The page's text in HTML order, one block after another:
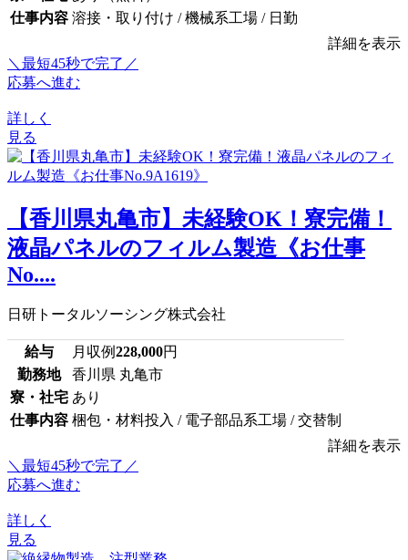
仕事内容 溶接・取り付け / 機械系工場 / 日勤
詳細を表示
＼最短45秒で完了／
応募へ進む
詳しく
見る
【香川県丸亀市】未経験OK！寮完備！
液晶パネルのフィルム製造《お仕事
No....
日研トータルソーシング株式会社
給与 月収例228,000円
勤務地
香川県 丸亀市
寮・社宅 あり
仕事内容 梱包・材料投入 / 電子部品系工場 / 交替制
詳細を表示
＼最短45秒で完了／
応募へ進む
詳しく
見る